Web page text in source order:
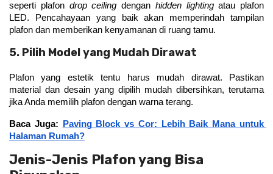
seperti plafon drop ceiling dengan hidden lighting atau plafon
LED. Pencahayaan yang baik akan memperindah tampilan
plafon dan memberikan kenyamanan di ruang tamu.
5. Pilih Model yang Mudah Dirawat
Plafon yang estetik tentu harus mudah dirawat. Pastikan
material dan desain yang dipilih mudah dibersihkan, terutama
jika Anda memilih plafon dengan warna terang.
Baca Juga:
Paving Block vs Cor: Lebih Baik Mana untuk
Halaman Rumah?
Jenis-Jenis Plafon yang Bisa